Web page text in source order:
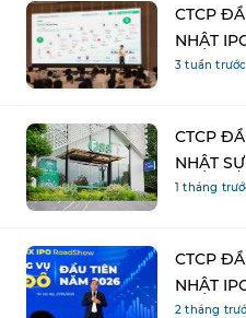
CTCP
NHẬT
3 tuần
CTCP
NHẬT
1 tháng
CTCP
NHẬT
2 tháng